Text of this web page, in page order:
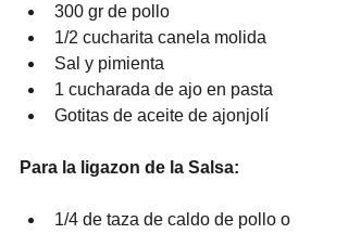
300 gr de pollo
1/2 cucharita canela molida
Sal y pimienta
1 cucharada de ajo en pasta
Gotitas de aceite de ajonjolí
Para la ligazon de la Salsa:
1/4 de taza de caldo de pollo o